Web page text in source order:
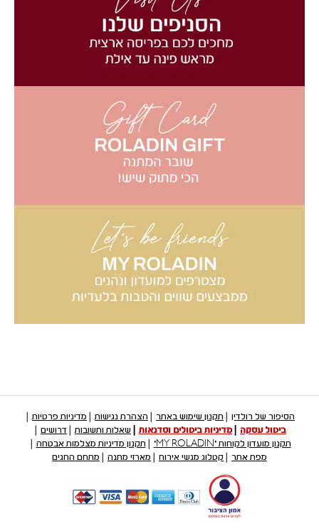
הסיפור של רולדין תקנון שימוש באתר הצהרת נגישות
מדיניות פרטיות
ביטול עסקה
מדיניות ביטולים וסדנאות שאלות ותשובות
דרושים
תקנון מועדון לקוחות "MY ROLADIN"
תקנון מדיניות מצלמות אבטחה
מפת אתר
קטלוג מגשי אירוח מארזי מתנה מתחם החגים